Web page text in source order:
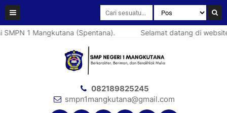
Mangkutana (Spentana). Selamat datang di website resmi
082189825245
smpn1mangkutana@gmail.com